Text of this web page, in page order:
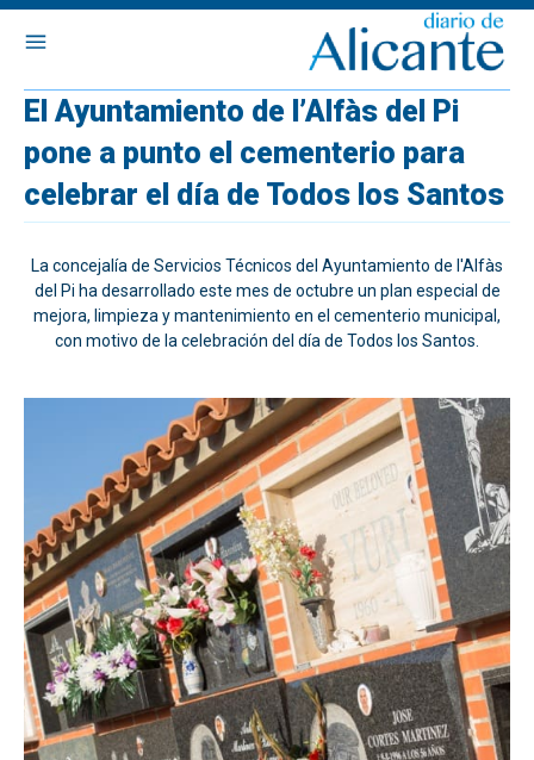
El Ayuntamiento de l’Alfàs del Pi
pone a punto el cementerio para
celebrar el día de Todos los Santos
La concejalía de Servicios Técnicos del Ayuntamiento de l'Alfàs
del Pi ha desarrollado este mes de octubre un plan especial de
mejora, limpieza y mantenimiento en el cementerio municipal,
con motivo de la celebración del día de Todos los Santos.